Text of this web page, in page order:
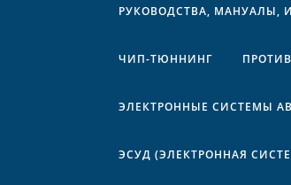
РУКОВОДСТВА, МАНУАЛЫ,
ЧИП-ТЮННИНГ
ЭЛЕКТРОННЫЕ СИСТЕМЫ
ЭСУД (ЭЛЕКТРОННАЯ